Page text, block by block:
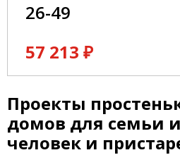
26-49
57 213 ₽
Проекты
домов для семьи
человек и